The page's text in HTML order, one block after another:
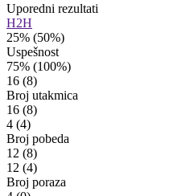
Uporedni rezultati
H2H
25% (50%)
Uspešnost
75% (100%)
16 (8)
Broj utakmica
16 (8)
4 (4)
Broj pobeda
12 (8)
12 (4)
Broj poraza